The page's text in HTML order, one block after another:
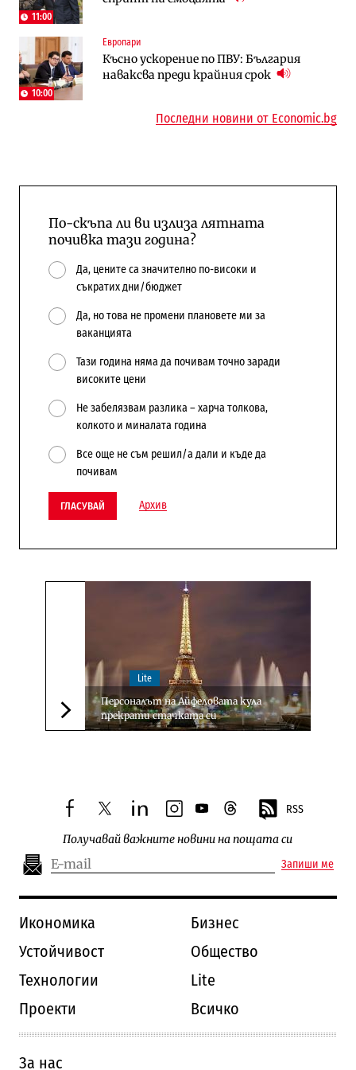
11:00
10:00
Европари
Късно ускорение по ПВУ: България
наваксва преди крайния срок
Енергетика
Държавният ТЕЦ „Марица изток 2“
работи с 5 блока
Компании
„Ендуросат“ ще строи огромен
космически и отбранителен център в
Последни новини от Economic.bg
По-скъпа ли ви излиза лятната
почивка тази година?
Да, цените са значително по-високи и
съкратих дни/бюджет
Да, но това не промени плановете ми за
ваканцията
Тази година няма да почивам точно заради
високите цени
Не забелязвам разлика – харча толкова,
колкото и миналата година
Все още не съм решил/а дали и къде да
почивам
ГЛАСУВАЙ Архив
Следваща новина
Lite
Персоналът на Айфеловата кула
прекрати стачката си
facebooktwitterlinkedininstagram
youtubethreads RSS
Получавай важните новини на пощата си
Запиши ме
Икономика
Бизнес
Устойчивост
Общество
Технологии
Lite
Проекти
Всичко
За нас